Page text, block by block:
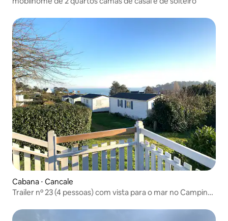
Cabana ⋅ Cancale
Trailer nº 23 (4 pessoas) com vista para o mar no Camping